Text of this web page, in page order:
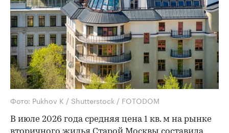
Фото: Pukhov K / Shutterstock / FOTODOM
В июле 2026 года средняя цена 1 кв. м на рынке